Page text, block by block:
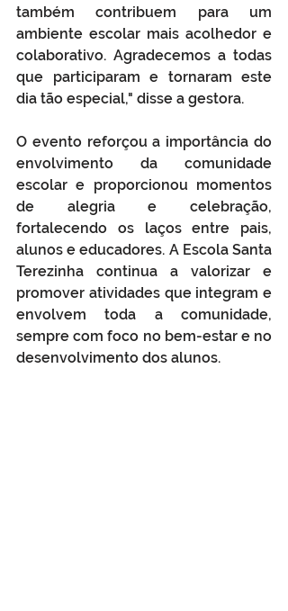
também contribuem para um
ambiente escolar mais acolhedor e
colaborativo. Agradecemos a todas
que participaram e tornaram este
dia tão especial," disse a gestora.
O evento reforçou a importância do
envolvimento da comunidade
escolar e proporcionou momentos
de alegria e celebração,
fortalecendo os laços entre pais,
alunos e educadores. A Escola Santa
Terezinha continua a valorizar e
promover atividades que integram e
envolvem toda a comunidade,
sempre com foco no bem-estar e no
desenvolvimento dos alunos.